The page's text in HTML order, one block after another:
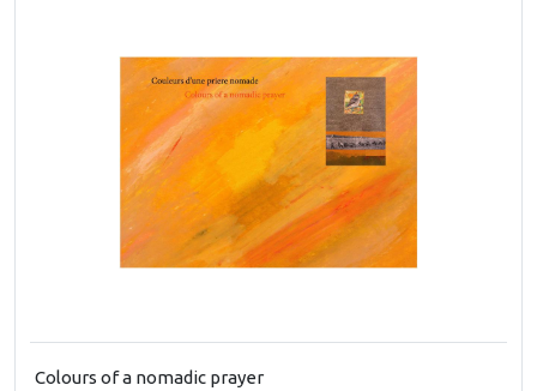
Colours of a nomadic prayer